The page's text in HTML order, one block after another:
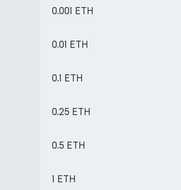
0.001 ETH
0.01 ETH
0.1 ETH
0.25 ETH
0.5 ETH
1 ETH